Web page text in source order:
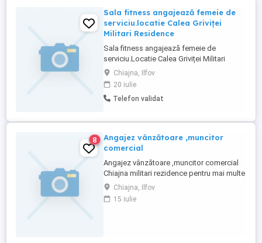
Sala fitness angajează femeie de
serviciu.locatie Calea Griviței
Militari Residence
Sala fitness angajează femeie de
serviciu.Locatie Calea Griviței Militari
Residence Pt.detalii sunați la
Chiajna, Ilfov
20 iulie
Telefon validat
8
Angajez vânzătoare ,muncitor
comercial
Angajez vânzătoare ,muncitor comercial
Chiajna militari rezidence pentru mai multe
informații la nr de t
Chiajna, Ilfov
15 iulie